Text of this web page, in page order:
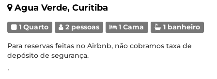
Agua Verde, Curitiba
1 Quarto 2 pessoas 1 Cama 1 banheiro
Para reservas feitas no Airbnb, não cobramos taxa de
depósito de segurança.
∙